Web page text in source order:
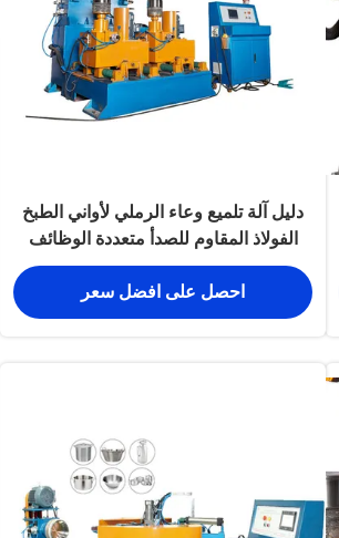
دليل آلة تلميع وعاء الرملي لأواني الطبخ
الفولاذ المقاوم للصدأ متعددة الوظائف
احصل على افضل سعر